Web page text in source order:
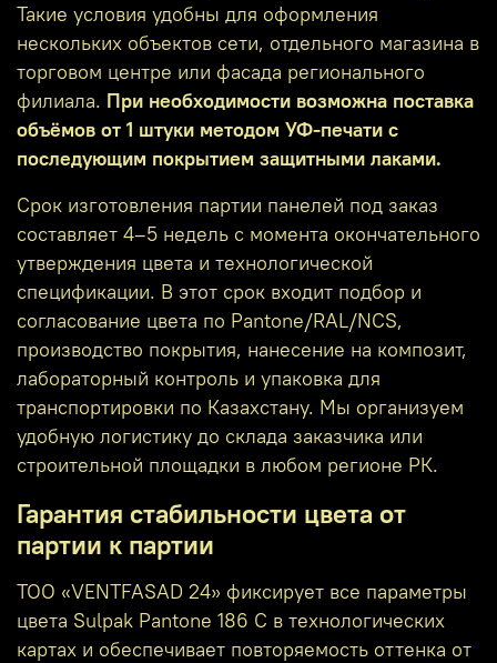
Такие условия удобны для оформления
нескольких объектов сети, отдельного магазина в
торговом центре или фасада регионального
филиала. При необходимости возможна поставка
объёмов от 1 штуки методом УФ‑печати с
последующим покрытием защитными лаками.
Срок изготовления партии панелей под заказ
составляет 4–5 недель с момента окончательного
утверждения цвета и технологической
спецификации. В этот срок входит подбор и
согласование цвета по Pantone/RAL/NCS,
производство покрытия, нанесение на композит,
лабораторный контроль и упаковка для
транспортировки по Казахстану. Мы организуем
удобную логистику до склада заказчика или
строительной площадки в любом регионе РК.
Гарантия стабильности цвета от
партии к партии
ТОО «VENTFASAD 24» фиксирует все параметры
цвета Sulpak Pantone 186 C в технологических
картах и обеспечивает повторяемость оттенка от